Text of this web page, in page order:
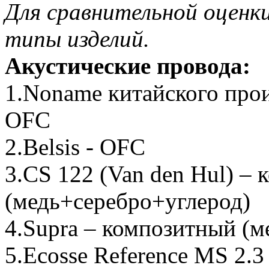
Для сравнительной
типы изделий.
Акустические провода:
1.Noname китайского
OFC
2.Belsis - OFC
3.CS 122 (Van den Hul) –
(медь+серебро+углерод)
4.Supra – композитный
5.Ecosse Reference MS